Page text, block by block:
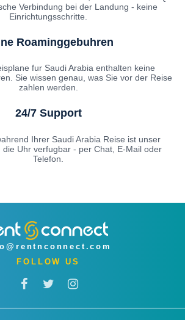
Verbindung bei der Landung - keine
Einrichtungsschritte.
Roaminggebuhren
fur Saudi Arabia enthalten keine
Sie wissen genau, was Sie vor der Reise
zahlen werden.
24/7 Support
Ihrer Saudi Arabia Reise ist unser
die Uhr verfugbar - per Chat, E-Mail oder
Telefon.
FOLLOW US